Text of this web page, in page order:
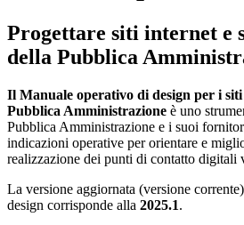
Progettare siti internet e
della Pubblica
Il Manuale operativo di design per i
Pubblica Amministrazione è uno
Pubblica Amministrazione e i suoi
indicazioni operative per orientare e
realizzazione dei punti di contatto digitali
La versione aggiornata (versione
design corrisponde alla 2025.1.